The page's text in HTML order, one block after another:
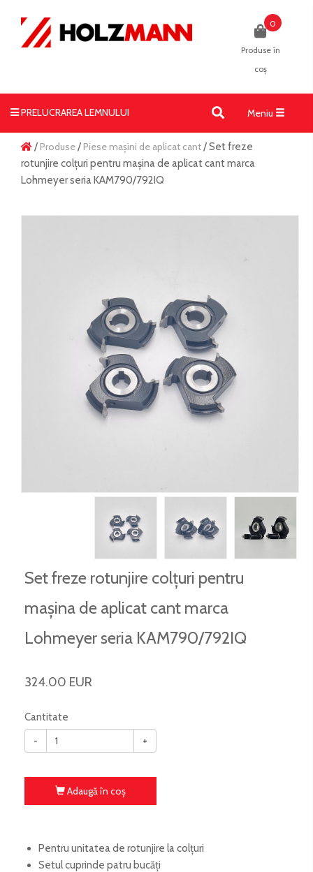
0
Produse în
coș
PRELUCRAREA LEMNULUI Meniu Toggle
/ Produse/ Piese mașini de aplicat cant/ Set freze
rotunjire colțuri pentru mașina de aplicat cant marca
Lohmeyer seria KAM790/792IQ
Set freze rotunjire colțuri pentru
mașina de aplicat cant marca
Lohmeyer seria KAM790/792IQ
324.00 EUR
Cantitate
-
+
Adaugă în coş
Pentru unitatea de rotunjire la colțuri
Setul cuprinde patru bucăți